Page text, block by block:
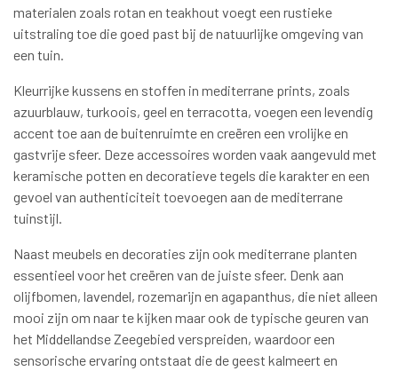
materialen zoals rotan en teakhout voegt een rustieke
uitstraling toe die goed past bij de natuurlijke omgeving van
een tuin.
Kleurrijke kussens en stoffen in mediterrane prints, zoals
azuurblauw, turkoois, geel en terracotta, voegen een levendig
accent toe aan de buitenruimte en creëren een vrolijke en
gastvrije sfeer. Deze accessoires worden vaak aangevuld met
keramische potten en decoratieve tegels die karakter en een
gevoel van authenticiteit toevoegen aan de mediterrane
tuinstijl.
Naast meubels en decoraties zijn ook mediterrane planten
essentieel voor het creëren van de juiste sfeer. Denk aan
olijfbomen, lavendel, rozemarijn en agapanthus, die niet alleen
mooi zijn om naar te kijken maar ook de typische geuren van
het Middellandse Zeegebied verspreiden, waardoor een
sensorische ervaring ontstaat die de geest kalmeert en